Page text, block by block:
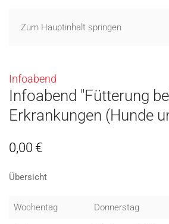
Zum Hauptinhalt springen
Infoabend
Infoabend "Fütterung
Erkrankungen (Hunde
0,00 €
Übersicht
Wochentag Donnerstag